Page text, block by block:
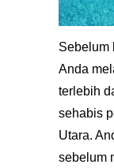
Sebelum
Anda
terlebih
sehabis
Utara.
sebelum